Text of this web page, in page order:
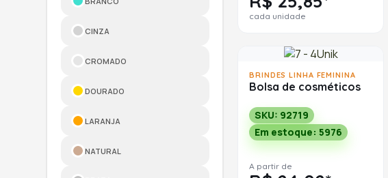
CINZA
CROMADO
DOURADO
LARANJA
NATURAL
cada unidade
BRINDES LINHA FEMININA
Bolsa de cosméticos
SKU: 92719
Em estoque: 5976
A partir de